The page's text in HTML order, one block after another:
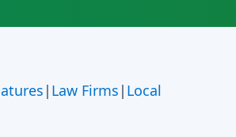
| Law Firms | Local